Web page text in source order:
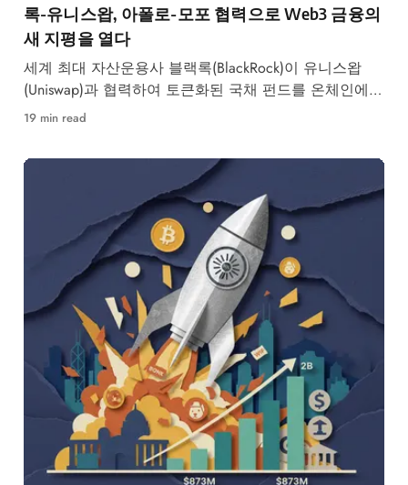
록-유니스왑, 아폴로-모포 협력으로 Web3 금융의
새 지평을 열다
세계 최대 자산운용사 블랙록(BlackRock)이 유니스왑
(Uniswap)과 협력하여 토큰화된 국채 펀드를 온체인에
상장하고, 아폴로(Apollo)는 디파이(DeFi) 대출 프로토콜
자자들의 디파이 시장 진입 가속화는 웹3(Web3) 금융
생태계에 어떤 변화를 가져올지, 그리고 비탈릭 부테린
(Vitalik Buterin)이 강조하는 '진정한 디파이'의 의미를
Nestree가 심층 분석합니다.
19 min read